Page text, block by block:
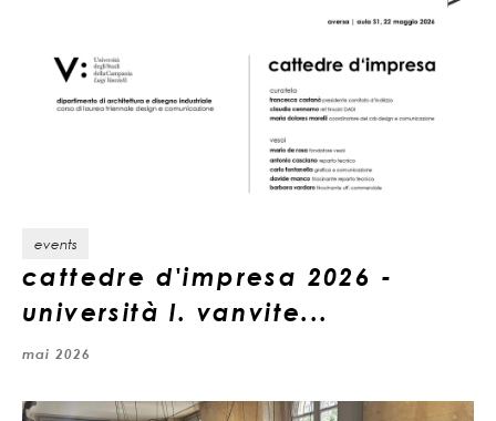
events
cattedre d'impresa 2026 -
università l. vanvite...
mai 2026